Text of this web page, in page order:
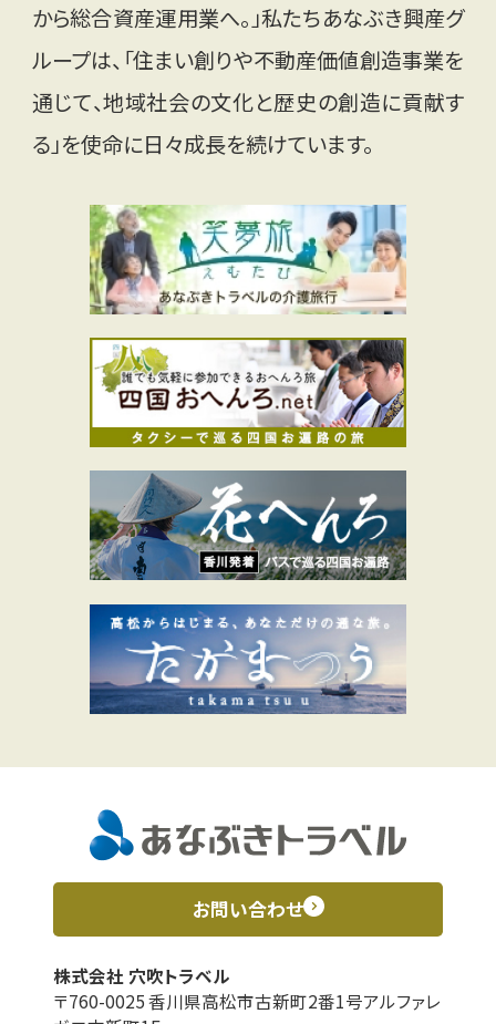
から総合資産運用業へ。」私たちあなぶき興産グ
ループは、「住まい創りや不動産価値創造事業を
通じて、地域社会の文化と歴史の創造に貢献す
る」を使命に日々成長を続けています。
お問い合わせ
株式会社 穴吹トラベル
〒760-0025 香川県高松市古新町2番1号アルファレ